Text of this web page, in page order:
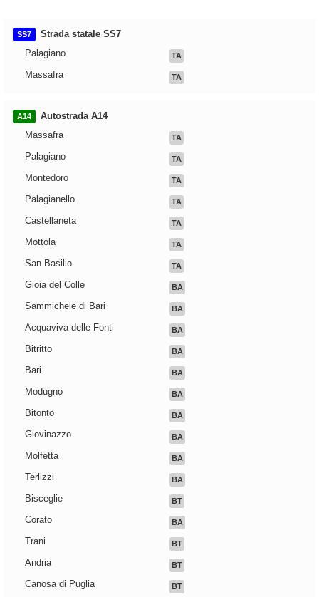
SS7
Strada statale SS7
Palagiano
TA
Massafra TA
A14
Autostrada A14
Massafra
TA
Palagiano TA
Montedoro TA
Palagianello TA
Castellaneta TA
Mottola TA
San Basilio TA
Gioia del Colle BA
Sammichele di Bari BA
Acquaviva delle Fonti BA
Bitritto BA
Bari BA
Modugno BA
Bitonto BA
Giovinazzo BA
Molfetta BA
Terlizzi BA
Bisceglie BT
Corato BA
Trani BT
Andria BT
Canosa di Puglia BT